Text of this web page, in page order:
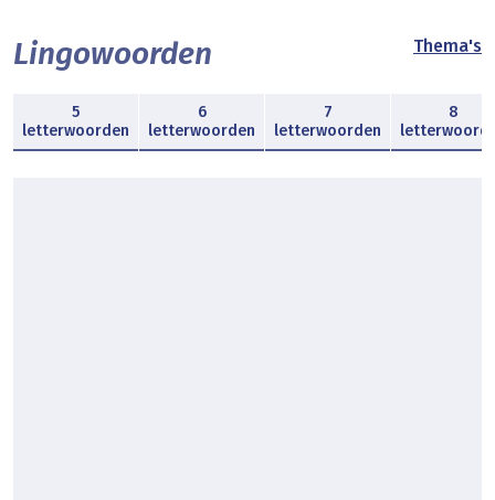
Lingowoorden Thema's
5
letterwoorden
6
letterwoorden
7
letterwoorden
8